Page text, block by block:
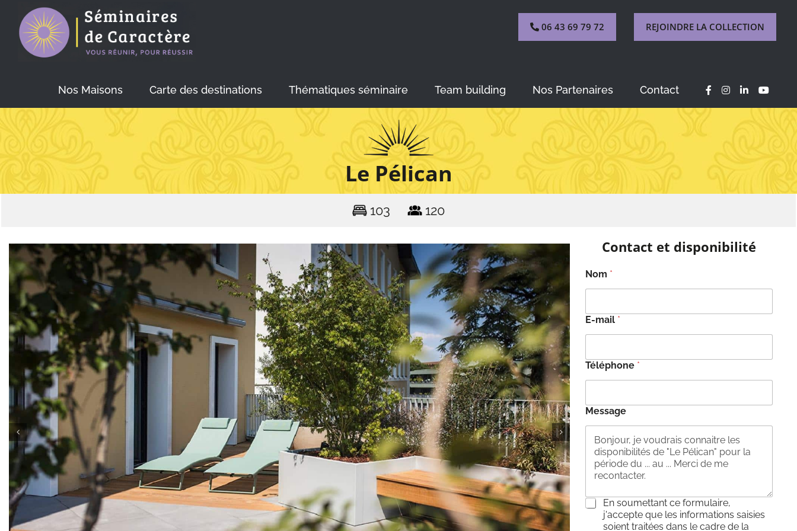
content
06 43 69 79 72 REJOINDRE LA COLLECTION
Nos Maisons Carte des destinations Thématiques séminaire Team building Nos Partenaires Contact
Le Pélican
103 120
Contact et disponibilité
Nom *
E-mail *
Téléphone *
Message
C
En soumettant ce formulaire,
j'accepte que les informations saisies
soient traitées dans le cadre de la